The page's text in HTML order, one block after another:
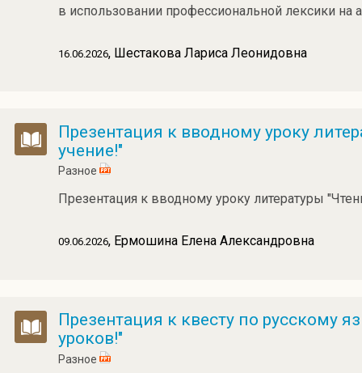
в использовании профессиональной лексики на
16.06.2026, Шестакова Лариса Леонидовна
Презентация к вводному уроку
учение!"
Разное
Презентация к вводному уроку литературы
09.06.2026, Ермошина Елена Александровна
Презентация к квесту по русскому
уроков!"
Разное